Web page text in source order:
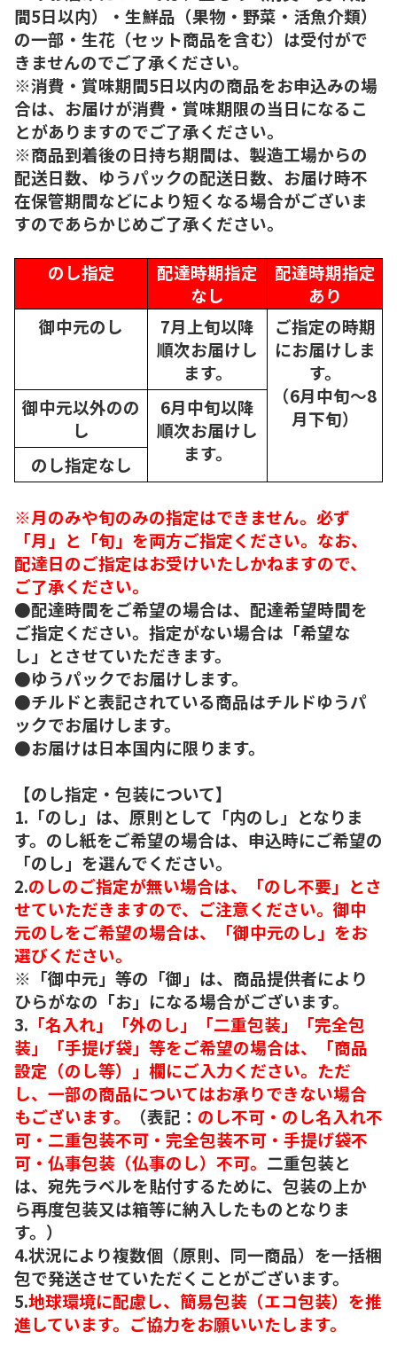
間5日以内）・生鮮品（果物・野菜・活魚介類）
の一部・生花（セット商品を含む）は受付がで
きませんのでご了承ください。
※消費・賞味期間5日以内の商品をお申込みの場
合は、お届けが消費・賞味期限の当日になるこ
とがありますのでご了承ください。
※商品到着後の日持ち期間は、製造工場からの
配送日数、ゆうパックの配送日数、お届け時不
在保管期間などにより短くなる場合がございま
すのであらかじめご了承ください。
のし指定
配達時期指定
なし
配達時期指定
あり
御中元のし
7月上旬以降
順次お届けし
ます。
ご指定の時期
にお届けしま
す。
（6月中旬～8
月下旬）
御中元以外のの
し
6月中旬以降
順次お届けし
ます。
のし指定なし
※月のみや旬のみの指定はできません。必ず
「月」と「旬」を両方ご指定ください。なお、
配達日のご指定はお受けいたしかねますので、
ご了承ください。
●配達時間をご希望の場合は、配達希望時間を
ご指定ください。指定がない場合は「希望な
し」とさせていただきます。
●ゆうパックでお届けします。
●チルドと表記されている商品はチルドゆうパ
ックでお届けします。
●お届けは日本国内に限ります。
【のし指定・包装について】
1.「のし」は、原則として「内のし」となりま
す。のし紙をご希望の場合は、申込時にご希望の
「のし」を選んでください。
2.のしのご指定が無い場合は、「のし不要」とさ
せていただきますので、ご注意ください。御中
元のしをご希望の場合は、「御中元のし」をお
選びください。
※「御中元」等の「御」は、商品提供者により
ひらがなの「お」になる場合がございます。
3. 「名入れ」「外のし」「二重包装」「完全包
装」「手提げ袋」等をご希望の場合は、「商品
設定（のし等）」欄にご入力ください。ただ
し、一部の商品についてはお承りできない場合
もございます。
（表記： のし不可・のし名入れ不
可・二重包装不可・完全包装不可・手提げ袋不
可・仏事包装（仏事のし）不可。 二重包装と
は、宛先ラベルを貼付するために、包装の上か
ら再度包装又は箱等に納入したものとなりま
す。）
4.状況により複数個（原則、同一商品）を一括梱
包で発送させていただくことがございます。
5.地球環境に配慮し、簡易包装（エコ包装）を推
進しています。ご協力をお願いいたします。